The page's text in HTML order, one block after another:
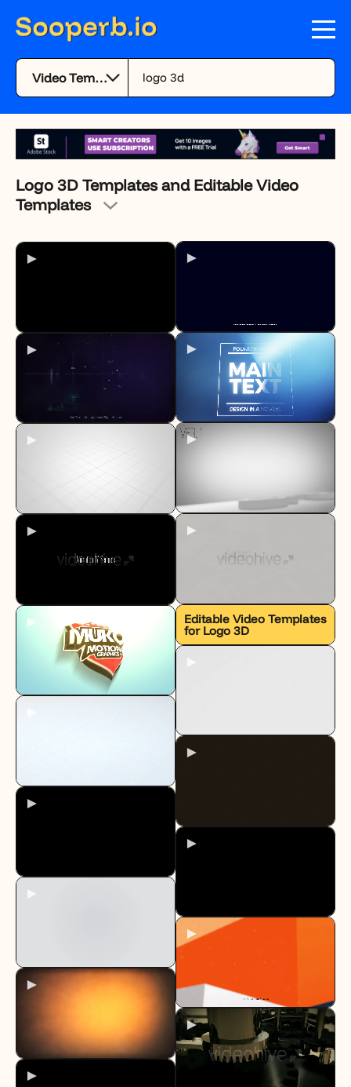
Logo 3D Templates and Editable Video
Templates
►
►
►
►
►
►
►
►
►
►
►
►
►
Editable Video Templates
for Logo 3D
►
►
►
►